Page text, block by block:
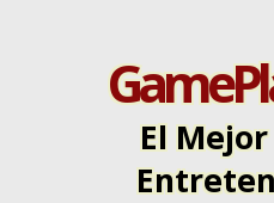
El